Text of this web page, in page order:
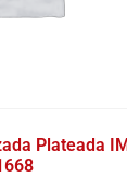
Plateada